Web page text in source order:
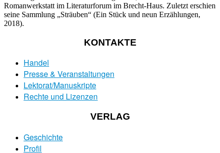
Romanwerkstatt im Literaturforum im Brecht-Haus. Zuletzt erschien
seine Sammlung „Sträuben“ (Ein Stück und neun Erzählungen,
2018).
KONTAKTE
Handel
Presse & Veranstaltungen
Lektorat/Manuskripte
Rechte und Lizenzen
VERLAG
Geschichte
Profil